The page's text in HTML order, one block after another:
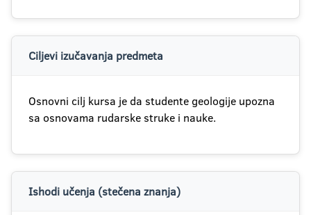
Ciljevi izučavanja predmeta
Osnovni cilj kursa je da studente geologije upozna
sa osnovama rudarske struke i nauke.
Ishodi učenja (stečena znanja)